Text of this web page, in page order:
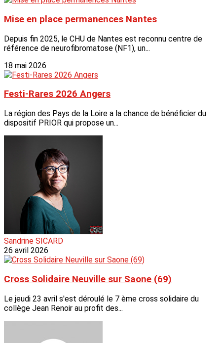
Mise en place permanences Nantes
Depuis fin 2025, le CHU de Nantes est reconnu centre de
référence de neurofibromatose (NF1), un...
18 mai 2026
Festi-Rares 2026 Angers
La région des Pays de la Loire a la chance de bénéficier du
dispositif PRIOR qui propose un...
Sandrine SICARD
26 avril 2026
Cross Solidaire Neuville sur Saone (69)
Le jeudi 23 avril s'est déroulé le 7 ème cross solidaire du
collège Jean Renoir au profit des...